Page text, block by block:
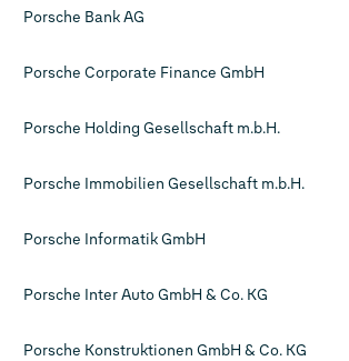
Porsche Bank AG
Porsche Corporate Finance GmbH
Porsche Holding Gesellschaft m.b.H.
Porsche Immobilien Gesellschaft m.b.H.
Porsche Informatik GmbH
Porsche Inter Auto GmbH & Co. KG
Porsche Konstruktionen GmbH & Co. KG